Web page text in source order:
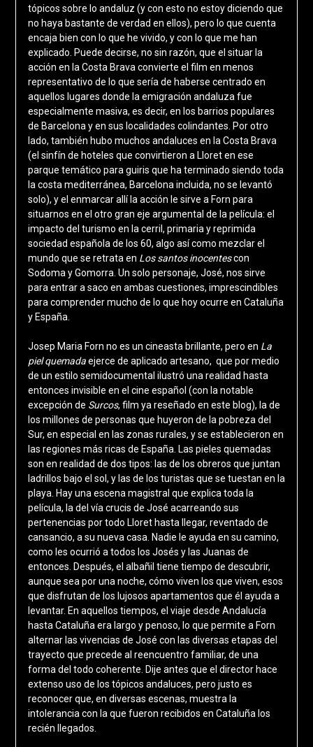
tópicos sobre lo andaluz (y con esto no estoy diciendo que
no haya bastante de verdad en ellos), pero lo que cuenta
encaja bien con lo que he vivido, y con lo que me han
explicado. Puede decirse, no sin razón, que el situar la
acción en la Costa Brava convierte el film en menos
representativo de lo que sería de haberse centrado en
aquellos lugares donde la emigración andaluza fue
especialmente masiva, es decir, en los barrios populares
de Barcelona y en sus localidades colindantes. Por otro
lado, también hubo muchos andaluces en la Costa Brava
(el sinfín de hoteles que convirtieron a Lloret en ese
parque temático para guiris que ha terminado siendo toda
la costa mediterránea, Barcelona incluida, no se levantó
solo), y el enmarcar allí la acción le sirve a Forn para
situarnos en el otro gran eje argumental de la película: el
impacto del turismo en la cerril, primaria y reprimida
sociedad española de los 60, algo así como mezclar el
mundo que se retrata en Los santos inocentescon
Sodoma y Gomorra. Un solo personaje, José, nos sirve
para entrar a saco en ambas cuestiones, imprescindibles
para comprender mucho de lo que hoy ocurre en Cataluña
y España.
Josep Maria Forn no es un cineasta brillante, pero en La
piel quemadaejerce de aplicado artesano, que por medio
de un estilo semidocumental ilustró una realidad hasta
entonces invisible en el cine español (con la notable
excepción de Surcos, film ya reseñado en este blog), la de
los millones de personas que huyeron de la pobreza del
Sur, en especial en las zonas rurales, y se establecieron en
las regiones más ricas de España. Las pieles quemadas
son en realidad de dos tipos: las de los obreros que juntan
ladrillos bajo el sol, y las de los turistas que se tuestan en la
playa. Hay una escena magistral que explica toda la
película, la del vía crucis de José acarreando sus
pertenencias por todo Lloret hasta llegar, reventado de
cansancio, a su nueva casa. Nadie le ayuda en su camino,
como les ocurrió a todos los Josés y las Juanas de
entonces. Después, el albañil tiene tiempo de descubrir,
aunque sea por una noche, cómo viven los que viven, esos
que disfrutan de los lujosos apartamentos que él ayuda a
levantar. En aquellos tiempos, el viaje desde Andalucía
hasta Cataluña era largo y penoso, lo que permite a Forn
alternar las vivencias de José con las diversas etapas del
trayecto que precede al reencuentro familiar, de una
forma del todo coherente. Dije antes que el director hace
extenso uso de los tópicos andaluces, pero justo es
reconocer que, en diversas escenas, muestra la
intolerancia con la que fueron recibidos en Cataluña los
recién llegados.